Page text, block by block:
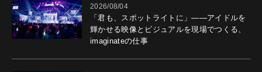
2026/08/04
「君も、スポットライトに」――アイドルを
輝かせる映像とビジュアルを現場でつくる、
imaginateの仕事